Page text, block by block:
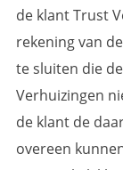
de klant Trust
rekening van
te sluiten die
Verhuizingen
de klant de
overeen